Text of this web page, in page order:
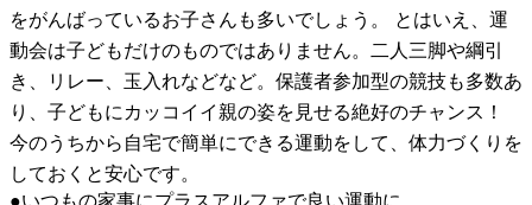
をがんばっているお子さんも多いでしょう。 とはいえ、運
動会は子どもだけのものではありません。二人三脚や綱引
き、リレー、玉入れなどなど。保護者参加型の競技も多数あ
り、子どもにカッコイイ親の姿を見せる絶好のチャンス！
今のうちから自宅で簡単にできる運動をして、体力づくりを
しておくと安心です。
●いつもの家事にプラスアルファで良い運動に